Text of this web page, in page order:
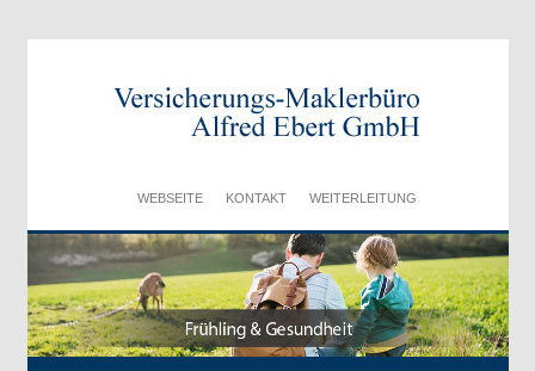
WEBSEITE KONTAKT WEITERLEITUNG